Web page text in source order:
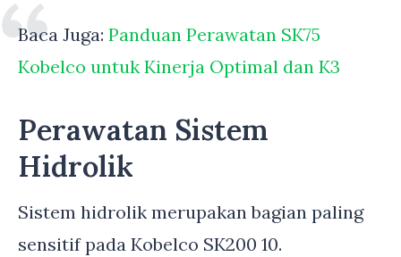
Baca Juga: Panduan Perawatan SK75
Kobelco untuk Kinerja Optimal dan K3
Perawatan Sistem
Hidrolik
Sistem hidrolik merupakan bagian paling
sensitif pada Kobelco SK200 10.